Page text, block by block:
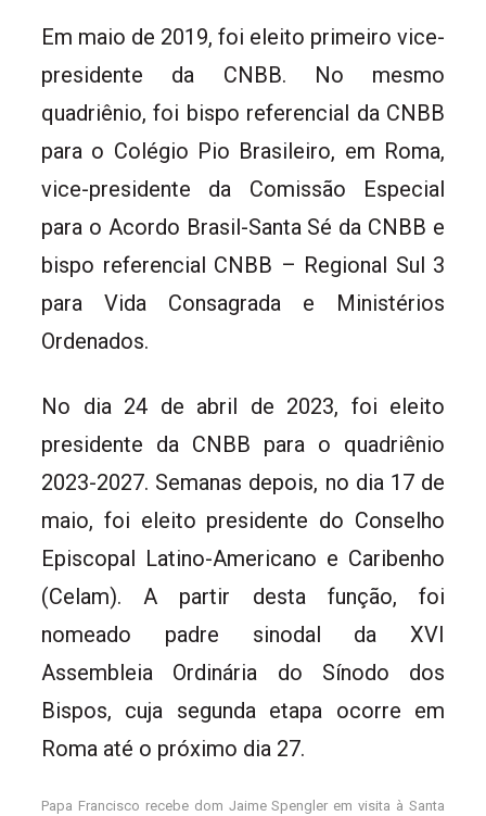
Em maio de 2019, foi eleito primeiro vice-
presidente da CNBB. No mesmo
quadriênio, foi bispo referencial da CNBB
para o Colégio Pio Brasileiro, em Roma,
vice-presidente da Comissão Especial
para o Acordo Brasil-Santa Sé da CNBB e
bispo referencial CNBB – Regional Sul 3
para Vida Consagrada e Ministérios
Ordenados.
No dia 24 de abril de 2023, foi eleito
presidente da CNBB para o quadriênio
2023-2027. Semanas depois, no dia 17 de
maio, foi eleito presidente do Conselho
Episcopal Latino-Americano e Caribenho
(Celam). A partir desta função, foi
nomeado padre sinodal da XVI
Assembleia Ordinária do Sínodo dos
Bispos, cuja segunda etapa ocorre em
Roma até o próximo dia 27.
Papa Francisco recebe dom Jaime Spengler em visita à Santa